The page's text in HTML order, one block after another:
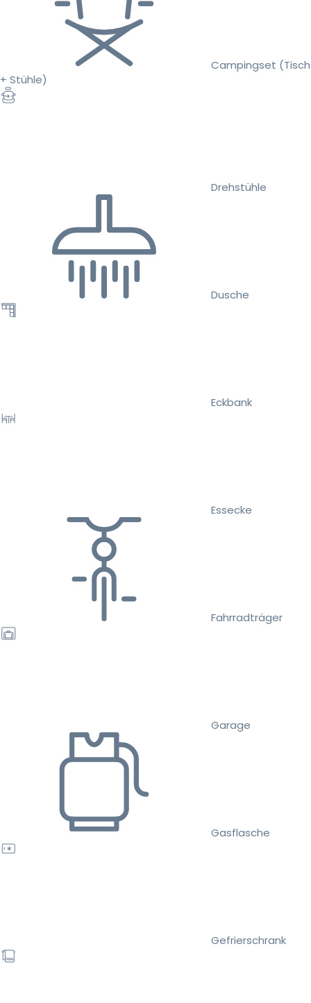
Campingset (Tisch
+ Stühle)
Drehstühle
Dusche
Eckbank
Essecke
Fahrradträger
Garage
Gasflasche
Gefrierschrank